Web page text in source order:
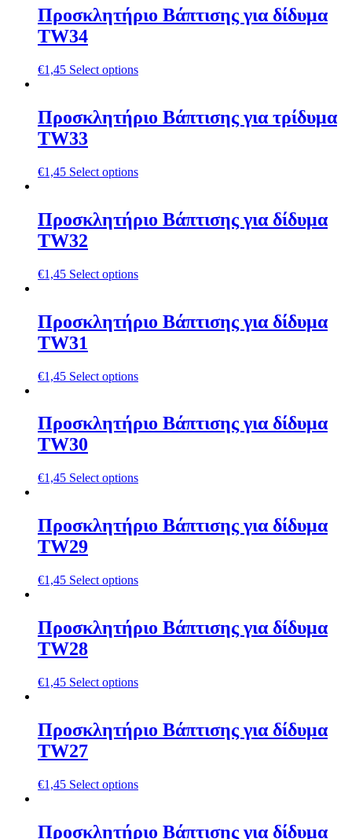
Προσκλητήριο Βάπτισης για δίδυμα
TW34
€1,45 Select options
Προσκλητήριο Βάπτισης για τρίδυμα
TW33
€1,45 Select options
Προσκλητήριο Βάπτισης για δίδυμα
TW32
€1,45 Select options
Προσκλητήριο Βάπτισης για δίδυμα
TW31
€1,45 Select options
Προσκλητήριο Βάπτισης για δίδυμα
TW30
€1,45 Select options
Προσκλητήριο Βάπτισης για δίδυμα
TW29
€1,45 Select options
Προσκλητήριο Βάπτισης για δίδυμα
TW28
€1,45 Select options
Προσκλητήριο Βάπτισης για δίδυμα
TW27
€1,45 Select options
Προσκλητήριο Βάπτισης για δίδυμα